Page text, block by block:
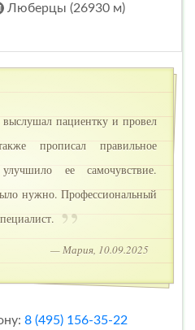
Люберцы (26930 м)
пациентку и провел
прописал правильное
ее самочувствие.
нужно. Профессиональный
— Мария, 10.09.2025
8 (495) 156-35-22